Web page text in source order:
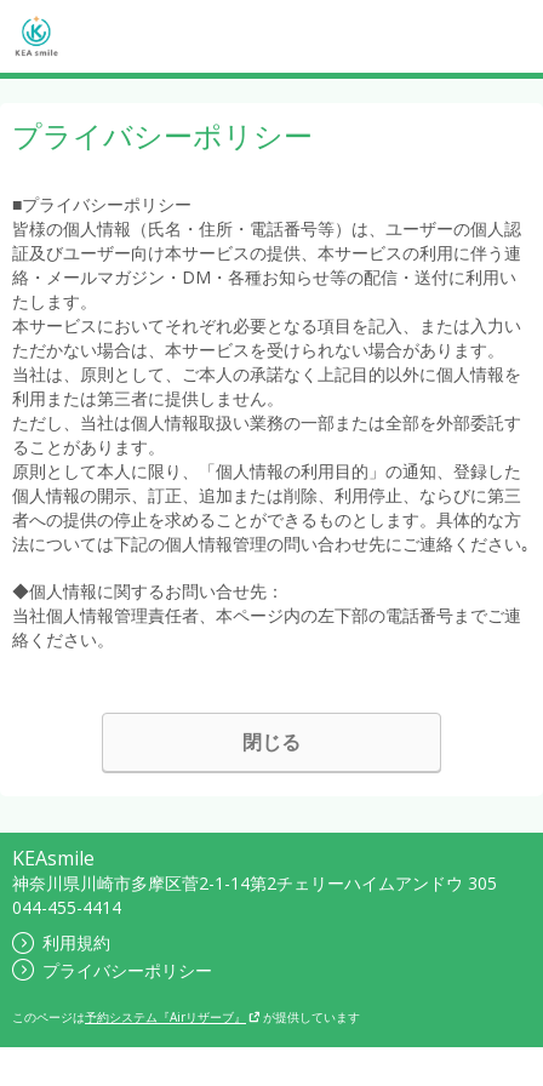
プライバシーポリシー
■プライバシーポリシー
皆様の個人情報（氏名・住所・電話番号等）は、ユーザーの個人認
証及びユーザー向け本サービスの提供、本サービスの利用に伴う連
絡・メールマガジン・DM・各種お知らせ等の配信・送付に利用い
たします。
本サービスにおいてそれぞれ必要となる項目を記入、または入力い
ただかない場合は、本サービスを受けられない場合があります。
当社は、原則として、ご本人の承諾なく上記目的以外に個人情報を
利用または第三者に提供しません。
ただし、当社は個人情報取扱い業務の一部または全部を外部委託す
ることがあります。
原則として本人に限り、「個人情報の利用目的」の通知、登録した
個人情報の開示、訂正、追加または削除、利用停止、ならびに第三
者への提供の停止を求めることができるものとします。具体的な方
法については下記の個人情報管理の問い合わせ先にご連絡ください｡
◆個人情報に関するお問い合せ先：
当社個人情報管理責任者、本ページ内の左下部の電話番号までご連
絡ください。
閉じる
KEAsmile
神奈川県川崎市多摩区菅2-1-14第2チェリーハイムアンドウ 305
044-455-4414
利用規約
プライバシーポリシー
このページは予約システム『Airリザーブ』 が提供しています